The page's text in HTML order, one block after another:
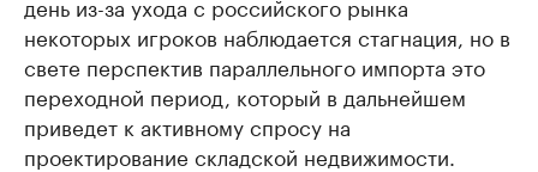
некоторых игроков наблюдается стагнация, но в
свете перспектив параллельного импорта это
переходной период, который в дальнейшем
приведет к активному спросу на
проектирование складской недвижимости.